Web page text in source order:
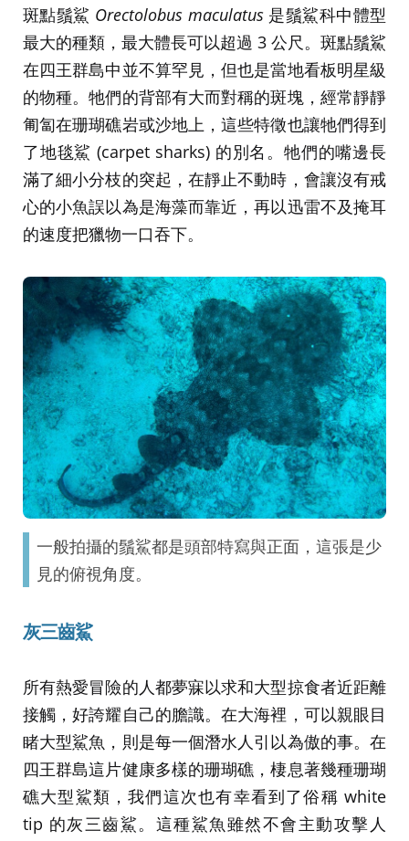
斑點鬚鯊 Orectolobus maculatus是鬚鯊科中體型
最大的種類，最大體長可以超過 3 公尺。斑點鬚鯊
在四王群島中並不算罕見，但也是當地看板明星級
的物種。牠們的背部有大而對稱的斑塊，經常靜靜
匍匐在珊瑚礁岩或沙地上，這些特徵也讓牠們得到
了地毯鯊 (carpet sharks) 的別名。牠們的嘴邊長
滿了細小分枝的突起，在靜止不動時，會讓沒有戒
心的小魚誤以為是海藻而靠近，再以迅雷不及掩耳
的速度把獵物一口吞下。
一般拍攝的鬚鯊都是頭部特寫與正面，這張是少
見的俯視角度。
灰三齒鯊
所有熱愛冒險的人都夢寐以求和大型掠食者近距離
接觸，好誇耀自己的膽識。在大海裡，可以親眼目
睹大型鯊魚，則是每一個潛水人引以為傲的事。在
四王群島這片健康多樣的珊瑚礁，棲息著幾種珊瑚
礁大型鯊類，我們這次也有幸看到了俗稱 white
tip 的灰三齒鯊。這種鯊魚雖然不會主動攻擊人